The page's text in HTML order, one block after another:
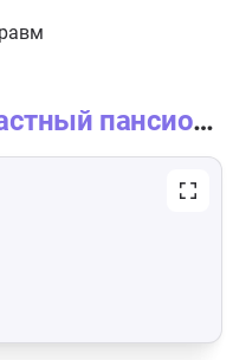
«Берегиня» в Троицке